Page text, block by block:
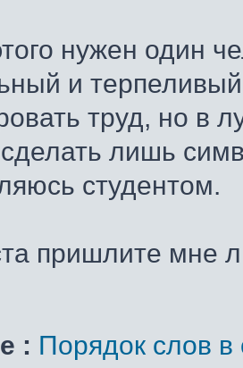
нужен один
и
труд, но в
сделать лишь
студентом.
пришлите мне
: Порядок слов в